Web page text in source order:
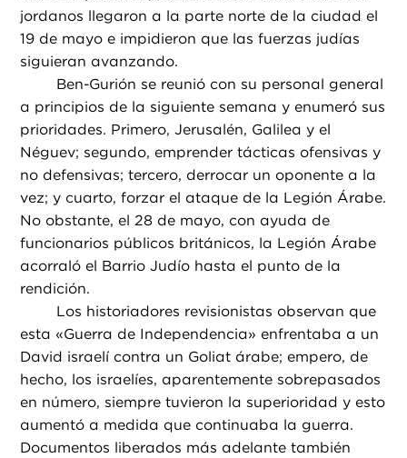
jordanos llegaron a la parte norte de la ciudad el
19 de mayo e impidieron que las fuerzas judías
siguieran avanzando.
Ben-Gurión se reunió con su personal general
a principios de la siguiente semana y enumeró sus
prioridades. Primero, Jerusalén, Galilea y el
Néguev; segundo, emprender tácticas ofensivas y
no defensivas; tercero, derrocar un oponente a la
vez; y cuarto, forzar el ataque de la Legión Árabe.
No obstante, el 28 de mayo, con ayuda de
funcionarios públicos británicos, la Legión Árabe
acorraló el Barrio Judío hasta el punto de la
rendición.
Los historiadores revisionistas observan que
esta «Guerra de Independencia» enfrentaba a un
David israelí contra un Goliat árabe; empero, de
hecho, los israelíes, aparentemente sobrepasados
en número, siempre tuvieron la superioridad y esto
aumentó a medida que continuaba la guerra.
Documentos liberados más adelante también